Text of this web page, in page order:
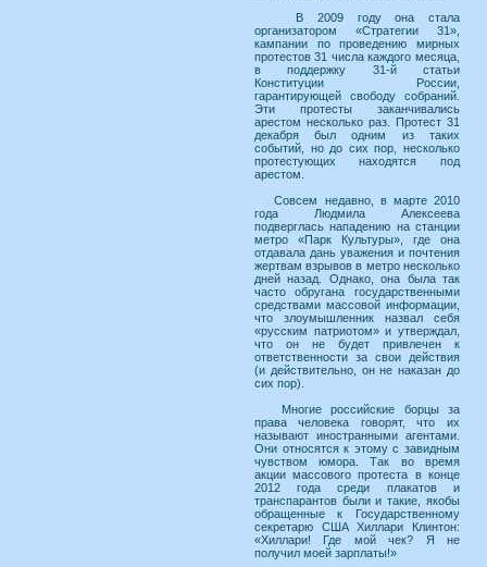
В 2009 году она стала
организатором «Стратегии 31»,
кампании по проведению мирных
протестов 31 числа каждого месяца,
в поддержку 31-й статьи
Конституции России,
гарантирующей свободу собраний.
Эти протесты заканчивались
арестом несколько раз. Протест 31
декабря был одним из таких
событий, но до сих пор, несколько
протестующих находятся под
арестом.
Совсем недавно, в марте 2010
года Людмила Алексеева
подверглась нападению на станции
метро «Парк Культуры», где она
отдавала дань уважения и почтения
жертвам взрывов в метро несколько
дней назад. Однако, она была так
часто обругана государственными
средствами массовой информации,
что злоумышленник назвал себя
«русским патриотом» и утверждал,
что он не будет привлечен к
ответственности за свои действия
(и действительно, он не наказан до
сих пор).
Многие российские борцы за
права человека говорят, что их
называют иностранными агентами.
Они относятся к этому с завидным
чувством юмора. Так во время
акции массового протеста в конце
2012 года среди плакатов и
транспарантов были и такие, якобы
обращенные к Государственному
секретарю США Хиллари Клинтон:
«Хиллари! Где мой чек? Я не
получил моей зарплаты!»